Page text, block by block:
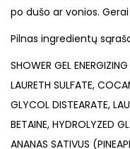
po dušo ar vonios.
Pilnas ingredientų
SHOWER GEL
LAURETH SULFATE,
GLYCOL DISTEARATE,
BETAINE, HYDROLYZED
ANANAS SATIVUS